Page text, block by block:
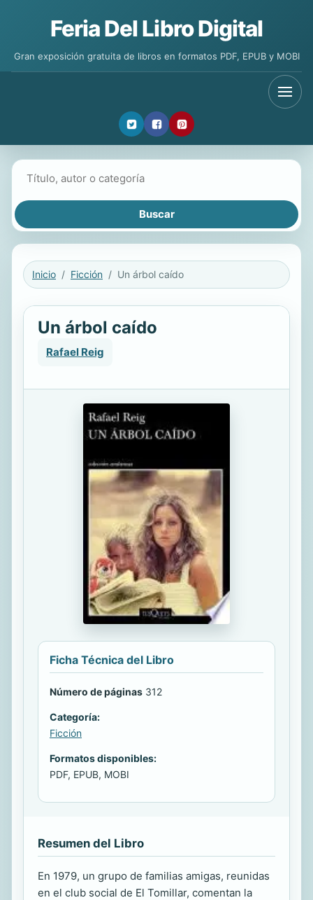
Feria Del Libro Digital
Gran exposición gratuita de libros en formatos PDF, EPUB y MOBI
Inicio Ficción Un árbol caído
Un árbol caído
Rafael Reig
Ficha Técnica del Libro
Número de páginas 312
Categoría:
Ficción
Formatos disponibles:
PDF, EPUB, MOBI
Resumen del Libro
En 1979, un grupo de familias amigas, reunidas
en el club social de El Tomillar, comentan la